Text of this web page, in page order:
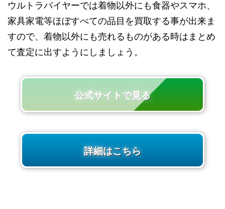
ウルトラバイヤーでは着物以外にも食器やスマホ、
家具家電等ほぼすべての品目を買取する事が出来ま
すので、着物以外にも売れるものがある時はまとめ
て査定に出すようにしましょう。
公式サイトで見る
詳細はこちら